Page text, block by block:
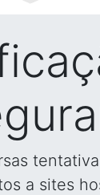
a sites